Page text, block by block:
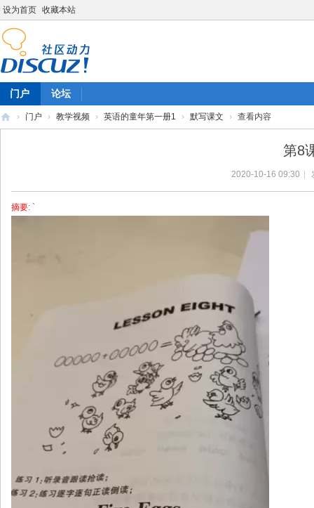
设为首页 收藏本站
门户 论坛
› 门户 › 教学视频 › 英语的童年第一册1 › 默写课文 › 查看内容
第8
2020-10-16 09:30
摘要: `